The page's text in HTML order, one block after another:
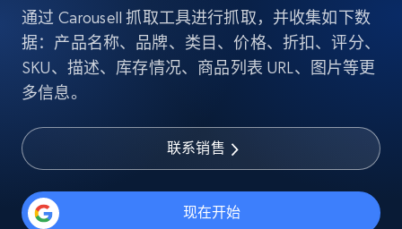
通过 Carousell 抓取工具进行抓取，并收集如下数
据：产品名称、品牌、类目、价格、折扣、评分、
SKU、描述、库存情况、商品列表 URL、图片等更
多信息。
联系销售
现在开始